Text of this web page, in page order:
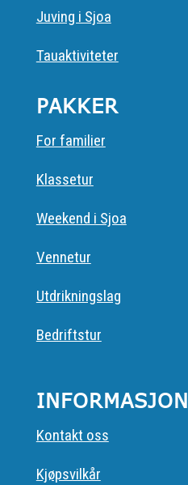
Juving i Sjoa
Tauaktiviteter
PAKKER
For familier
Klassetur
Weekend i Sjoa
Vennetur
Utdrikningslag
Bedriftstur
INFORMASJON
Kontakt oss
Kjøpsvilkår